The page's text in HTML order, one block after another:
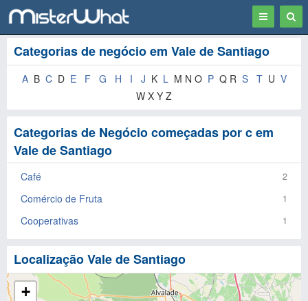
Toggle
navigation
Categorias de negócio em Vale de Santiago
A B C D E F G H I J K L M N O P Q R S T U V
W X Y Z
Categorias de Negócio começadas por c em
Vale de Santiago
Café 2
Comércio de Fruta 1
Cooperativas 1
Localização Vale de Santiago
+